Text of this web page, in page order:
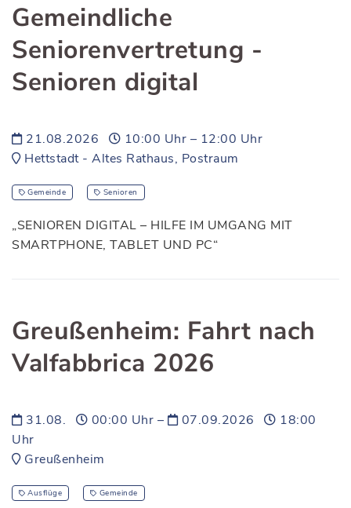
Gemeindliche
Seniorenvertretung -
Senioren digital
21.08.2026
10:00 Uhr – 12:00 Uhr
Hettstadt - Altes Rathaus, Postraum
Gemeinde Senioren
„SENIOREN DIGITAL – HILFE IM UMGANG MIT
SMARTPHONE, TABLET UND PC“
Greußenheim: Fahrt nach
Valfabbrica 2026
31.08. 00:00 Uhr – 07.09.2026
18:00
Uhr
Greußenheim
Ausflüge Gemeinde